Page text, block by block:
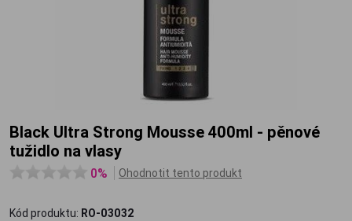
Black Ultra Strong Mousse 400ml - pěnové
tužidlo na vlasy
0% Ohodnotit tento produkt
Kód produktu: RO-03032